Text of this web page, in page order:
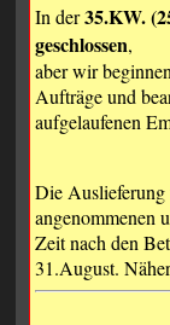
In der35.KW.
geschlossen,
aber wir
Aufträge und
aufgelaufenen
Die Auslieferung
angenommenen
Zeit nach den
31.August.